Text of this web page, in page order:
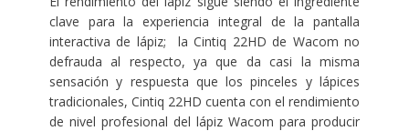
clave para la experiencia integral de la pantalla
interactiva de lápiz; la Cintiq 22HD de Wacom no
defrauda al respecto, ya que da casi la misma
sensación y respuesta que los pinceles y lápices
tradicionales, Cintiq 22HD cuenta con el rendimiento
de nivel profesional del lápiz Wacom para producir